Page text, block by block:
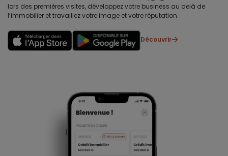
lors des premières visites, développez votre business au delà de
l’immobilier et travaillez votre image et votre réputation.
Découvrir